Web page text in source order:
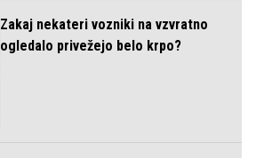
Zakaj nekateri vozniki na vzvratno
ogledalo privežejo belo krpo?